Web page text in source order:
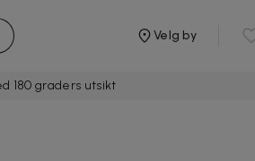
Velg by
180 graders utsikt